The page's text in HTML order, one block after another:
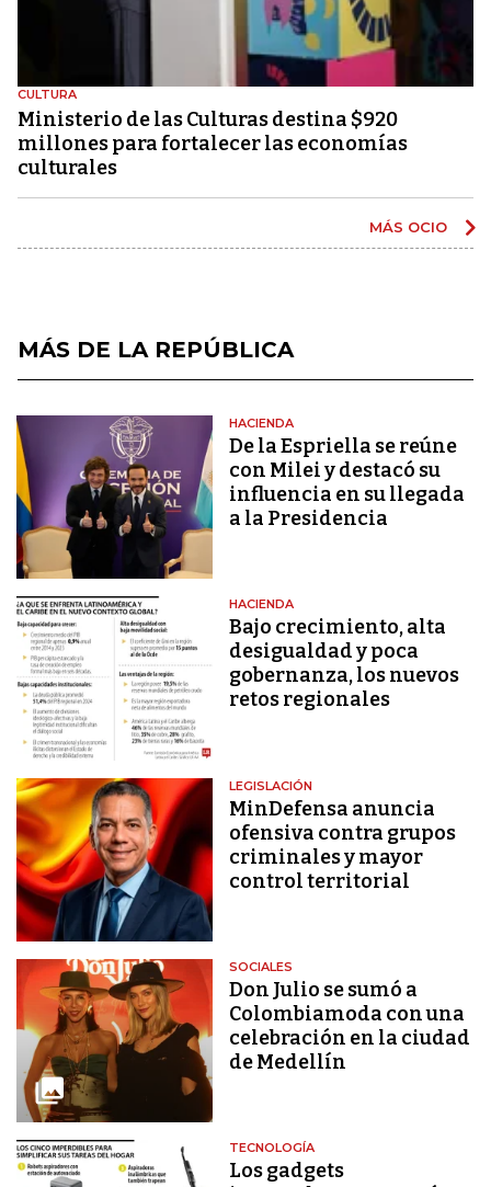
CULTURA
Ministerio de las Culturas destina $920
millones para fortalecer las economías
culturales
MÁS OCIO
MÁS DE LA REPÚBLICA
HACIENDA
De la Espriella se reúne
con Milei y destacó su
influencia en su llegada
a la Presidencia
HACIENDA
Bajo crecimiento, alta
desigualdad y poca
gobernanza, los nuevos
retos regionales
LEGISLACIÓN
MinDefensa anuncia
ofensiva contra grupos
criminales y mayor
control territorial
SOCIALES
Don Julio se sumó a
Colombiamoda con una
celebración en la ciudad
de Medellín
TECNOLOGÍA
Los gadgets